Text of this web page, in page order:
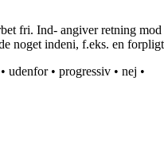
fri. Ind- angiver retning
noget indeni, f.eks. en
• udenfor• progressiv • nej •